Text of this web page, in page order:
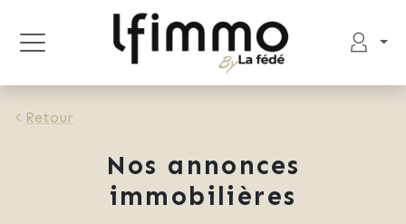
Retour
Nos annonces
immobilières